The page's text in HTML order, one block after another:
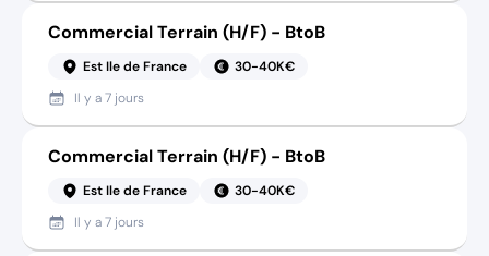
Commercial Terrain (H/F) - BtoB
Est Ile de France
30-40K€
Il y a7 jours
Commercial Terrain (H/F) - BtoB
Est Ile de France
30-40K€
Il y a7 jours